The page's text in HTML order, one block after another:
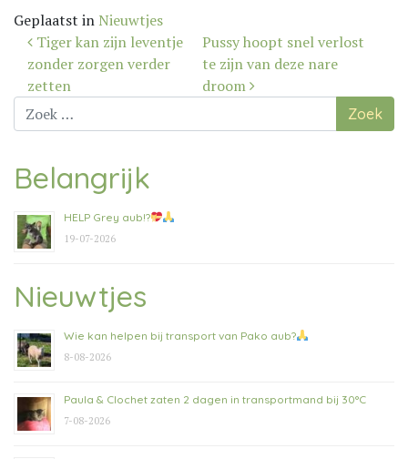
Geplaatst in Nieuwtjes
Bericht
navigatie
Tiger kan zijn leventje
zonder zorgen verder
zetten
Pussy hoopt snel verlost
te zijn van deze nare
droom
Zoek
naar:
Belangrijk
HELP Grey aub!?
19-07-2026
Nieuwtjes
Wie kan helpen bij transport van Pako aub?
8-08-2026
Paula & Clochet zaten 2 dagen in transportmand bij 30°C
7-08-2026